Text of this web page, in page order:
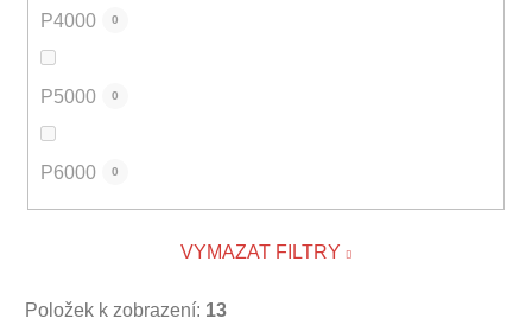
P4000 0
P5000 0
P6000 0
VYMAZAT FILTRY
Položek k zobrazení: 13